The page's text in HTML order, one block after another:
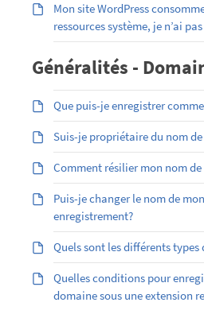
Mon site WordPress
ressources système, je n’ai
Généralités -
Que puis-je enregistrer
Suis-je propriétaire du nom
Comment résilier mon nom
Puis-je changer le nom de
enregistrement?
Quels sont les différents types
Quelles conditions pour
domaine sous une extension